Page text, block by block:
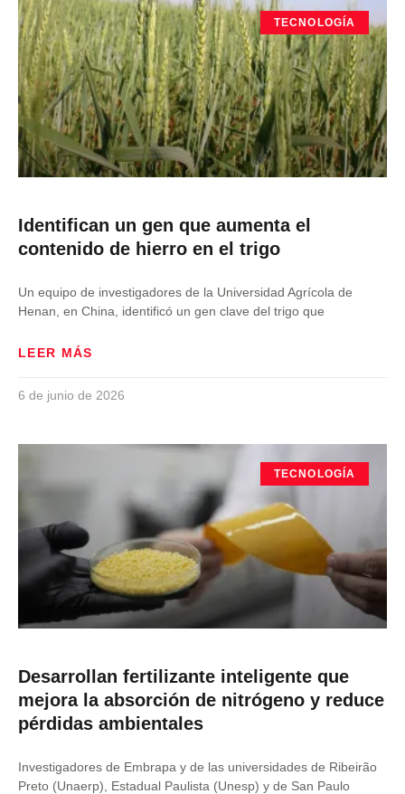
TECNOLOGÍA
Identifican un gen que aumenta el
contenido de hierro en el trigo
Un equipo de investigadores de la Universidad Agrícola de
Henan, en China, identificó un gen clave del trigo que
LEER MÁS
6 de junio de 2026
TECNOLOGÍA
Desarrollan fertilizante inteligente que
mejora la absorción de nitrógeno y reduce
pérdidas ambientales
Investigadores de Embrapa y de las universidades de Ribeirão
Preto (Unaerp), Estadual Paulista (Unesp) y de San Paulo